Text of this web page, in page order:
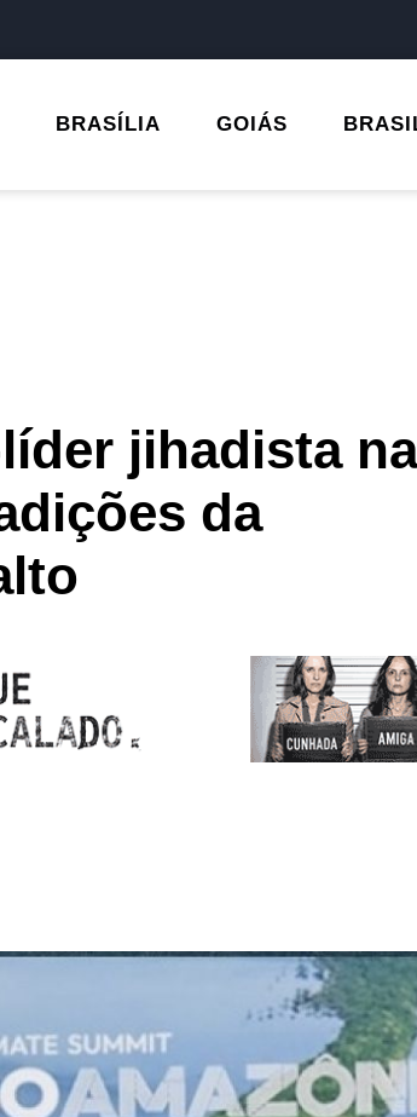
BRASÍLIA GOIÁS
jihadista na
da